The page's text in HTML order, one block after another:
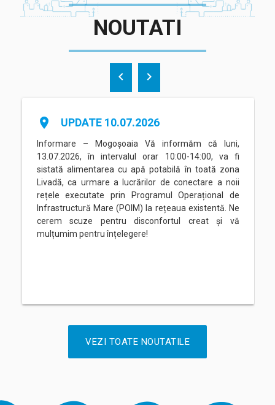
NOUTATI
place UPDATE 10.07.2026
Informare – Mogoșoaia Vă informăm că luni,
13.07.2026, în intervalul orar 10:00-14:00, va fi
sistată alimentarea cu apă potabilă în toată zona
Livadă, ca urmare a lucrărilor de conectare a noii
rețele executate prin Programul Operațional de
Infrastructură Mare (POIM) la rețeaua existentă. Ne
cerem scuze pentru disconfortul creat și vă
mulțumim pentru înțelegere!
chevron_left chevron_right
VEZI TOATE NOUTATILE